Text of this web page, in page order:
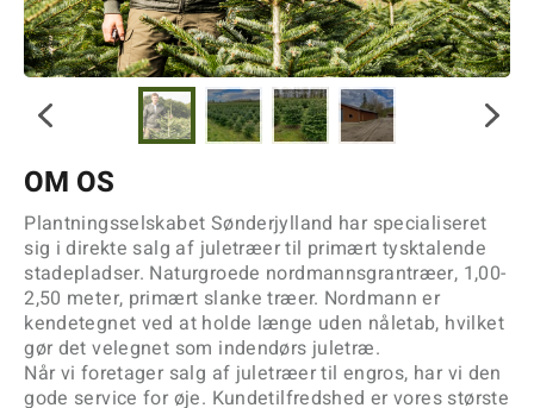
OM OS
Plantningsselskabet Sønderjylland har specialiseret
sig i direkte salg af juletræer til primært tysktalende
stadepladser. Naturgroede nordmannsgrantræer, 1,00-
2,50 meter, primært slanke træer. Nordmann er
kendetegnet ved at holde længe uden nåletab, hvilket
gør det velegnet som indendørs juletræ.
Når vi foretager salg af juletræer til engros, har vi den
gode service for øje. Kundetilfredshed er vores største